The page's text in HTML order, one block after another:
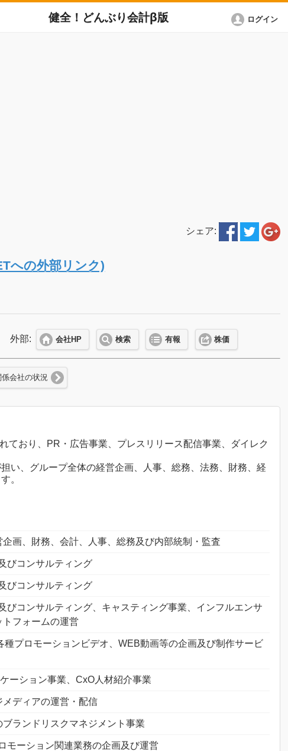
健全！どんぶり会計β版 ログイン
シェア:
への外部リンク)
外部: 会社HP 検索 有報 株価
係会社の状況
ており、PR・広告事業、プレスリリース配信事業、ダイレク
い、グループ全体の経営企画、人事、総務、法務、財務、経
。
画、財務、会計、人事、総務及び内部統制・監査
びコンサルティング
びコンサルティング
びコンサルティング、キャスティング事業、インフルエンサ
フォームの運営
種プロモーションビデオ、WEB動画等の企画及び制作サービ
ーション事業、CxO人材紹介事業
メディアの運営・配信
ランドリスクマネジメント事業
モーション関連業務の企画及び運営